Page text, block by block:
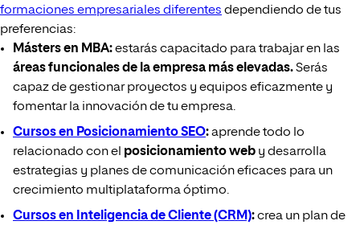
formaciones empresariales diferentes dependiendo de tus
preferencias:
Másters en MBA:estarás capacitado para trabajar en las
áreas funcionales de la empresa más elevadas.Serás
capaz de gestionar proyectos y equipos eficazmente y
fomentar la innovación de tu empresa.
Cursos en Posicionamiento SEO:aprende todo lo
relacionado con el posicionamiento web y desarrolla
estrategias y planes de comunicación eficaces para un
crecimiento multiplataforma óptimo.
Cursos en Inteligencia de Cliente (CRM):crea un plan de